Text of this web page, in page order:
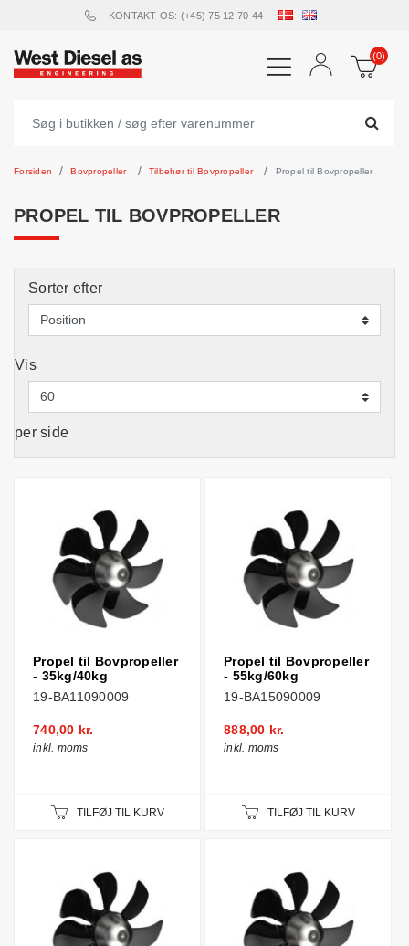
KONTAKT OS: (+45) 75 12 70 44
(0)
Forsiden Bovpropeller Tilbehør til Bovpropeller Propel til Bovpropeller
PROPEL TIL BOVPROPELLER
Sorter efter
Vis
per side
Propel til Bovpropeller
- 35kg/40kg
19-BA11090009
740,00 kr.
inkl. moms
TILFØJ TIL KURV
Propel til Bovpropeller
- 55kg/60kg
19-BA15090009
888,00 kr.
inkl. moms
TILFØJ TIL KURV